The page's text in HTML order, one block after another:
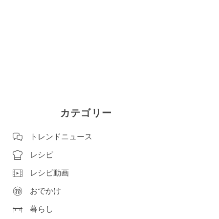
カテゴリー
トレンドニュース
レシピ
レシピ動画
おでかけ
暮らし